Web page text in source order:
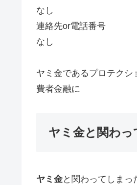
なし
連絡先or電話番号
なし
ヤミ金であるプロテク
費者金融に
ヤミ金と関わ
ヤミ金と関わってしま